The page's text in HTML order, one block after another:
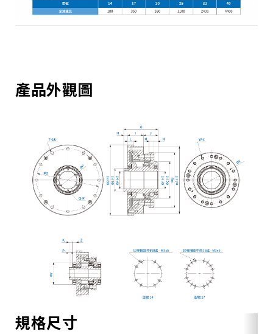
產品外觀圖
規格尺寸